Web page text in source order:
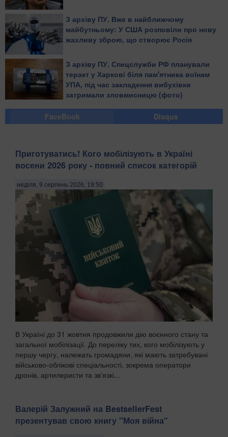
З архіву ПУ. Вже в найближчому
майбутньому: У США розповіли про нову
жахливу зброю, що створює Росія
З архіву ПУ. Спецслужби РФ планували
теракт у Харкові біля пам'ятника воїнам
УПА, під час закладення вибухівки
затримали зловмисницю (фото)
FaceBook Disqus
Приготуватись! Кого мобілізують в Україні
восени 2026 року - повний список категорій
неділя, 9 серпень 2026, 19:50
В Україні до 31 жовтня продовжили дію воєнного стану та
загальної мобілізації. До переліку тих, кого мобілізують у
першу чергу, належать громадяни, які мають затребувані
військово-облікові спеціальності, зокрема оператори
дронів, артилеристи та зв'язкі...
Валерій Залужний на BestsellerFest
презентував свою книгу "Моя війна"